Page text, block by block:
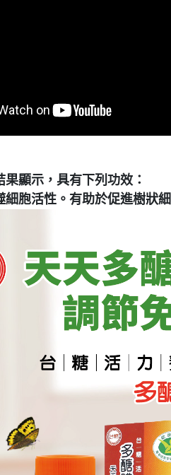
顯示，具有下列功效：
細胞活性。有助於促進樹狀